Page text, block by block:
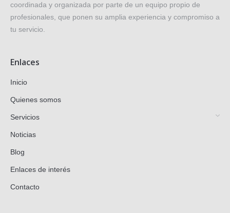
coordinada y organizada por parte de un equipo propio de
profesionales, que ponen su amplia experiencia y compromiso a
tu servicio.
Enlaces
Inicio
Quienes somos
Servicios
Noticias
Blog
Enlaces de interés
Contacto